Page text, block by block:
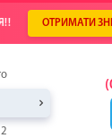
ОТРИМАТИ